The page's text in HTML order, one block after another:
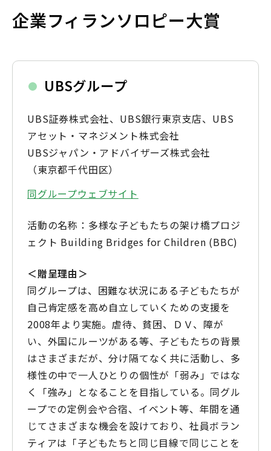
企業フィランソロピー大賞
UBSグループ
UBS証券株式会社、UBS銀行東京支店、UBS
アセット・マネジメント株式会社
UBSジャパン・アドバイザーズ株式会社
（東京都千代田区）
同グループウェブサイト
活動の名称：多様な子どもたちの架け橋プロジ
ェクト Building Bridges for Children (BBC)
＜贈呈理由＞
同グループは、困難な状況にある子どもたちが
自己肯定感を高め自立していくための支援を
2008年より実施。虐待、貧困、ＤＶ、障が
い、外国にルーツがある等、子どもたちの背景
はさまざまだが、分け隔てなく共に活動し、多
様性の中で一人ひとりの個性が「弱み」ではな
く「強み」となることを目指している。同グル
ープでの定例会や合宿、イベント等、年間を通
じてさまざまな機会を設けており、社員ボラン
ティアは「子どもたちと同じ目線で同じことを